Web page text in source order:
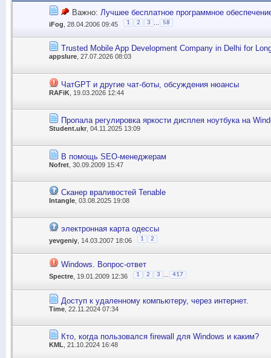
Важно: Лучшее бесплатное программное
iFog , 28.04.2006 09:45 1 2 3 58
Trusted Mobile App Development Company in Delhi for
appslure, 27.07.2026 08:03
ЧатGPT и другие чат-боты, обсуждения нюансы
RAFiK , 19.03.2026 12:44
Пропала регулировка яркости дисплея ноутбука на
Student.ukr, 04.11.2025 13:09
В помощь SEO-менеджерам
Nofret , 30.09.2009 15:47
Сканер враливостей Tenable
Intangle , 03.08.2025 19:08
электронная карта одессы
yevgeniy , 14.03.2007 18:06 1 2
Windows. Вопрос-ответ
Spectre , 19.01.2009 12:36 1 2 3 417
Доступ к удаленному компьютеру, через интернет.
Time , 22.11.2024 07:34
Кто, когда пользовался firewall для Windows и каким?
KML , 21.10.2024 16:48